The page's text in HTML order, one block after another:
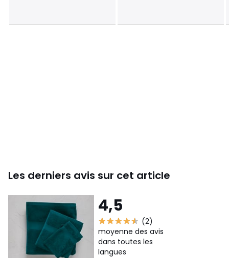
Kérala, Rose Middleton, Vert Vétiver, Beige Graine,
Les derniers avis sur cet article
4,5
(2)
moyenne des avis
dans toutes les
langues